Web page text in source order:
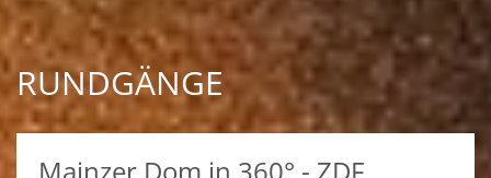
RUNDGÄNGE
Mainzer Dom in 360° - ZDF